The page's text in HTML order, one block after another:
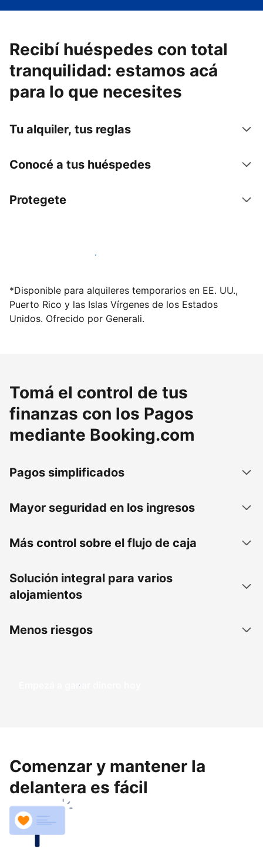
Recibí huéspedes con total
tranquilidad: estamos acá
para lo que necesites
Tu alquiler, tus reglas
Conocé a tus huéspedes
Protegete
Publicá en nuestra plataforma hoy
*Disponible para alquileres temporarios en EE. UU.,
Puerto Rico y las Islas Vírgenes de los Estados
Unidos. Ofrecido por Generali.
Tomá el control de tus
finanzas con los Pagos
mediante Booking.com
Pagos simplificados
Mayor seguridad en los ingresos
Más control sobre el flujo de caja
Solución integral para varios
alojamientos
Menos riesgos
Empezá a ganar dinero hoy
Comenzar y mantener la
delantera es fácil